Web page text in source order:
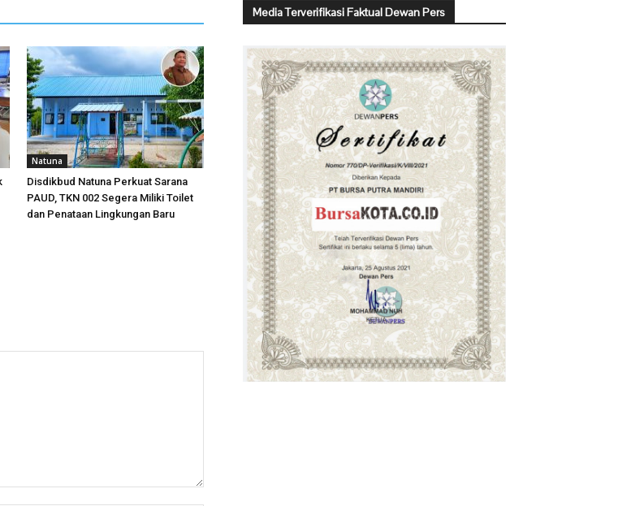
Natuna
Disdikbud Natuna Perkuat Sarana
PAUD, TKN 002 Segera Miliki Toilet
dan Penataan Lingkungan Baru
Media Terverifikasi Faktual Dewan Pers